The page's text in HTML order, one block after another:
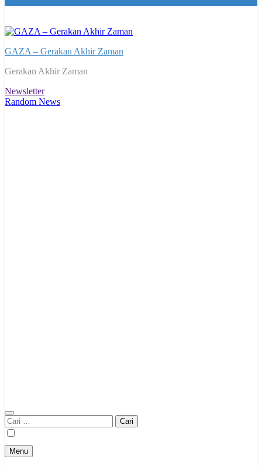
GAZA – Gerakan Akhir Zaman
Gerakan Akhir Zaman
Newsletter
Random News
Cari
untuk:
Menu